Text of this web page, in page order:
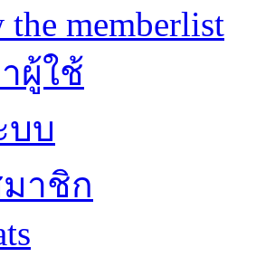
the memberlist
ผู้ใช้
บบ
าชิก